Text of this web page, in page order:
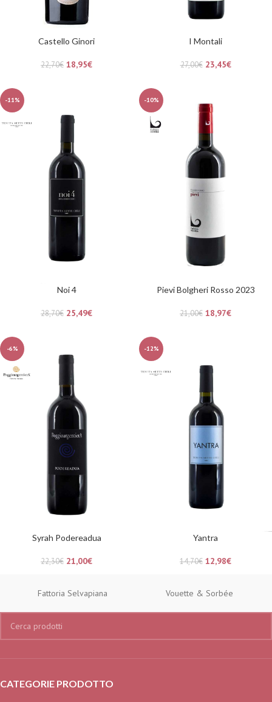
Castello Ginori
22,70€ 18,95€
I Montali
27,00€ 23,45€
-11%
Noi 4
28,70€ 25,49€
-10%
Pievi Bolgheri Rosso 2023
21,00€ 18,97€
-6%
Syrah Podereadua
22,30€ 21,00€
-12%
Yantra
14,70€ 12,98€
Fattoria Selvapiana Vouette & Sorbée
CATEGORIE PRODOTTO